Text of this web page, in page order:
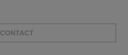
CONTACT